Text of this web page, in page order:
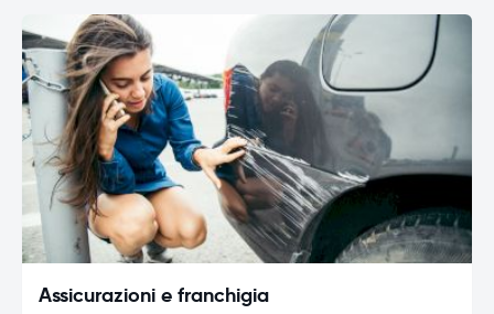
Assicurazioni e franchigia